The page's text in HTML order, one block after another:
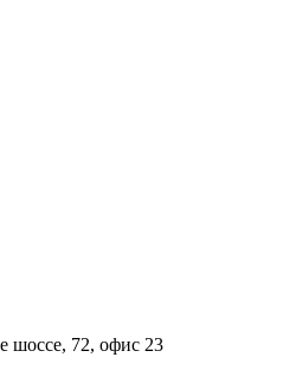
шоссе, 72, офис 23